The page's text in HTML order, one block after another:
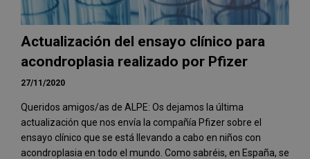
Actualización del ensayo clínico para
acondroplasia realizado por Pfizer
27/11/2020
Queridos amigos/as de ALPE: Os dejamos la última
actualización que nos envía la compañía Pfizer sobre el
ensayo clínico que se está llevando a cabo en niños con
acondroplasia en todo el mundo. Como sabréis, en España, se